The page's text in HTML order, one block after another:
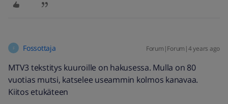
F Fossottaja Forum|Forum|4 years ago
MTV3 tekstitys kuuroille on hakusessa. Mulla on 80
vuotias mutsi, katselee useammin kolmos kanavaa.
Kiitos etukäteen